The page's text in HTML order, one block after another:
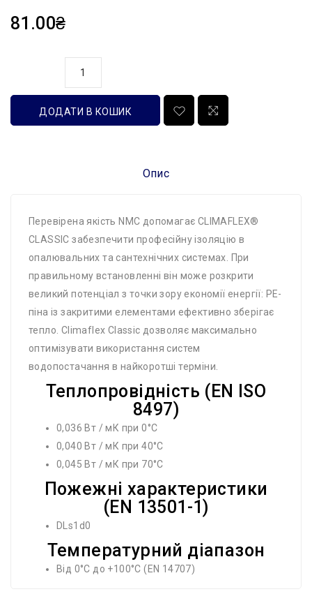
81.00₴
ДОДАТИ В КОШИК
Опис
Перевірена якість NMC допомагає CLIMAFLEX®
CLASSIC забезпечити професійну ізоляцію в
опалювальних та сантехнічних системах. При
правильному встановленні він може розкрити
великий потенціал з точки зору економії енергії: PE-
піна із закритими елементами ефективно зберігає
тепло. Climaflex Classic дозволяє максимально
оптимізувати використання систем
водопостачання в найкоротші терміни.
Теплопровідність (EN ISO
8497)
0,036 Вт / мК при 0°C
0,040 Вт / мК при 40°C
0,045 Вт / мК при 70°C
Пожежні характеристики
(EN 13501-1)
DLs1d0
Температурний діапазон
Від 0°C до +100°C (EN 14707)